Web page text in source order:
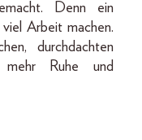
Denn ein
Arbeit machen.
durchdachten
Ruhe und